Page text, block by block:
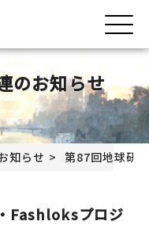
のお知らせ
知らせ 第87回地球研
Fashloksプロジ